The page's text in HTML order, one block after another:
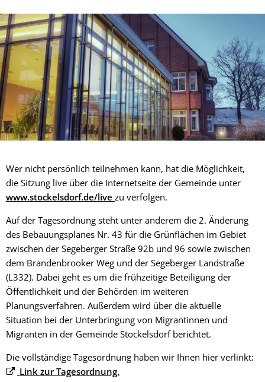
Wer nicht persönlich teilnehmen kann, hat die Möglichkeit,
die Sitzung live über die Internetseite der Gemeinde unter
www.stockelsdorf.de/live zu verfolgen.
Auf der Tagesordnung steht unter anderem die 2. Änderung
des Bebauungsplanes Nr. 43 für die Grünflächen im Gebiet
zwischen der Segeberger Straße 92b und 96 sowie zwischen
dem Brandenbrooker Weg und der Segeberger Landstraße
(L332). Dabei geht es um die frühzeitige Beteiligung der
Öffentlichkeit und der Behörden im weiteren
Planungsverfahren. Außerdem wird über die aktuelle
Situation bei der Unterbringung von Migrantinnen und
Migranten in der Gemeinde Stockelsdorf berichtet.
Die vollständige Tagesordnung haben wir Ihnen hier verlinkt:
Link zur Tagesordnung.